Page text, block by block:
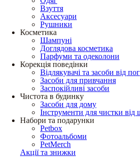
Взуття
Аксесуари
Рушники
Косметика
Шампуні
Доглядова косметика
Парфуми та одеколони
Корекція поведінки
Відлякувачі та засоби від
Засоби для привчання
Заспокійливі засоби
Чистота в будинку
Засоби для дому
Інструменти для чистки від
Набори та подарунки
Petbox
Фотоальбоми
PetMerch
Акції та знижки